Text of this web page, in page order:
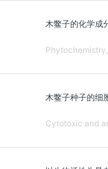
木鳖子的化学成
木鳖子种子的细
Cytotoxic and